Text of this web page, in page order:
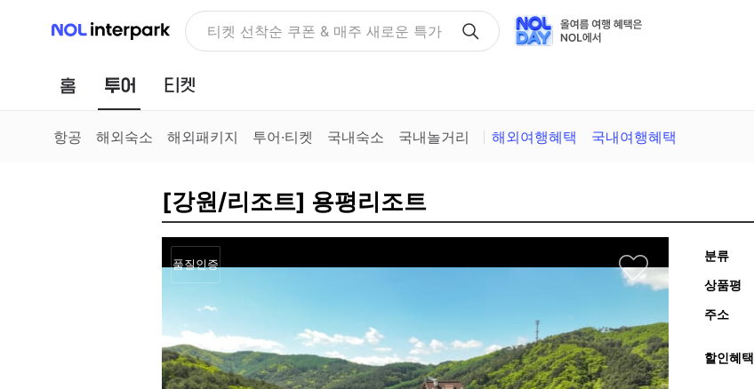
NOL 인터파크 NOLDAY, 최대 70% 여행 혜택
홈 투어
항공 해외숙소 해외패키지 투어·티켓 국내숙소 국내놀거리 해외여행혜택 국내여행혜택
[강원/리조트] 용평리조트
품질인증
분류
상품평
주소
할인혜택